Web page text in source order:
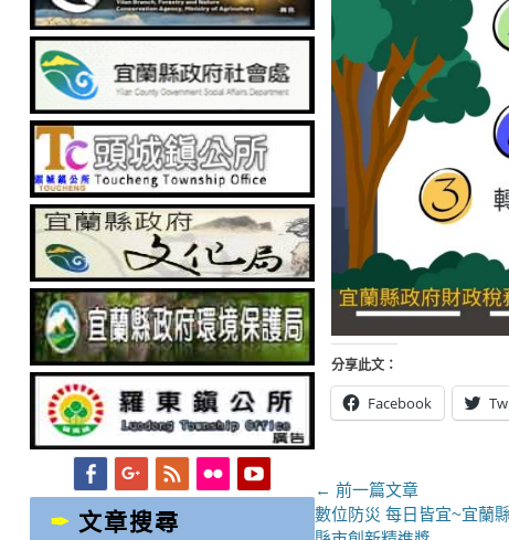
分享此文：
Facebook
文
章
← 前一篇文章
上
數位防災 每日皆宜~宜蘭
FacebookGoogleplus
FeedFlickrYouTube
文章搜尋